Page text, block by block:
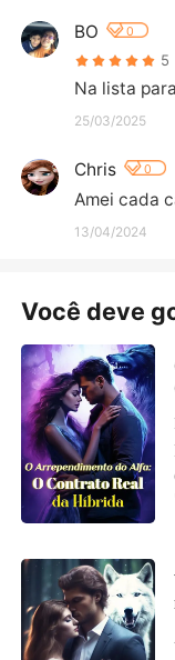
BO 0
5
Na lista
25/03/2025
Chris 0
Amei cada
13/04/2024
Você deve